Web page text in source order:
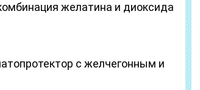
желатина и диоксида
с желчегонным и